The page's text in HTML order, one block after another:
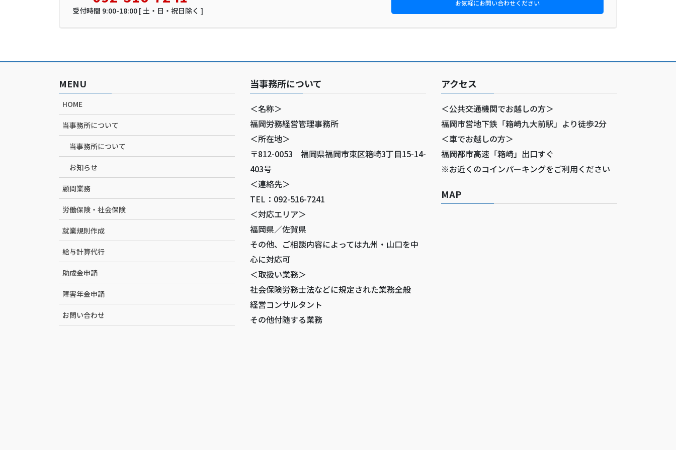
受付時間 9:00-18:00 [ 土・日・祝日除く ]
お気軽にお問い合わせください
MENU
HOME
当事務所について
当事務所について
お知らせ
顧問業務
労働保険・社会保険
就業規則作成
給与計算代行
助成金申請
障害年金申請
お問い合わせ
当事務所について
＜名称＞
福岡労務経営管理事務所
＜所在地＞
〒812-0053 福岡県福岡市東区箱崎3丁目15-14-
403号
＜連絡先＞
TEL：092-516-7241
＜対応エリア＞
福岡県／佐賀県
その他、ご相談内容によっては九州・山口を中
心に対応可
＜取扱い業務＞
社会保険労務士法などに規定された業務全般
経営コンサルタント
その他付随する業務
アクセス
＜公共交通機関でお越しの方＞
福岡市営地下鉄「箱崎九大前駅」より徒歩2分
＜車でお越しの方＞
福岡都市高速「箱崎」出口すぐ
※お近くのコインパーキングをご利用ください
MAP